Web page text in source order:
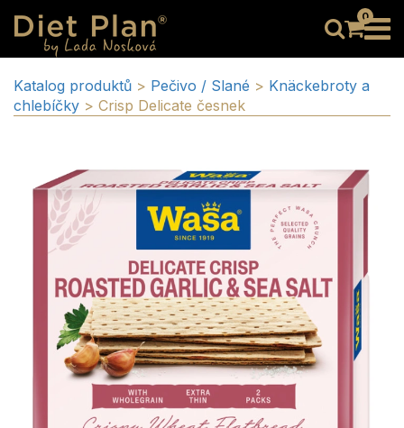
0
Katalog produktů > Pečivo / Slané > Knäckebroty a
chlebíčky > Crisp Delicate česnek